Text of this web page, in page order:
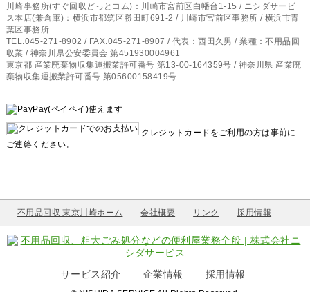
川崎事務所(すぐ回収どっとコム)：川崎市宮前区白幡台1-15 / ニシダサービ
ス本店(兼倉庫)：横浜市都筑区勝田町691-2 / 川崎市宮前区事務所 / 横浜市青
葉区事務所
TEL.045-271-8902 / FAX.045-271-8907 / 代表：西田久男 / 業種：不用品回
収業 / 神奈川県公安委員会 第451930004961
東京都 産業廃棄物収集運搬業許可番号 第13-00-164359号 / 神奈川県 産業廃
棄物収集運搬業許可番号 第05600158419号
クレジットカードをご利用の方は事前に
ご連絡ください。
不用品回収 東京川崎ホーム 会社概要 リンク 採用情報
サービス紹介 企業情報 採用情報